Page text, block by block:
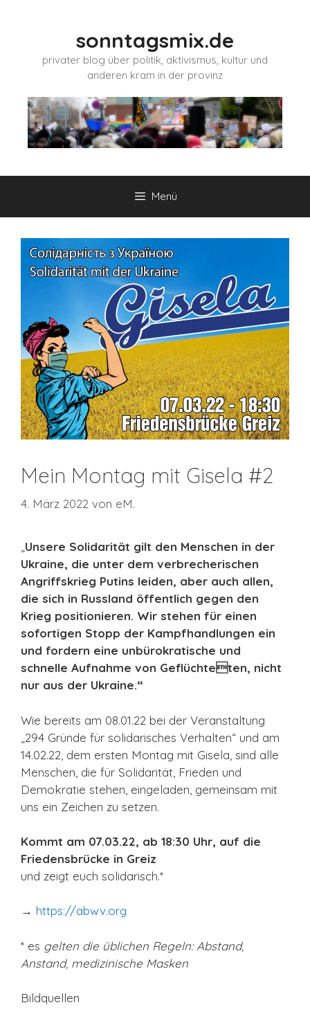
sonntagsmix.de
privater blog über politik, aktivismus, kultur und
anderen kram in der provinz
Menü
Mein Montag mit Gisela #2
4. März 2022 von eM.
Unsere Solidarität gilt den Menschen in der
Ukraine, die unter dem verbrecherischen
Angriffskrieg Putins leiden, aber auch allen,
die sich in Russland öffentlich gegen den
Krieg positionieren. Wir stehen für einen
sofortigen Stopp der Kampfhandlungen ein
und fordern eine unbürokratische und
schnelle Aufnahme von Geflüchteten, nicht
nur aus der Ukraine.“
Wie bereits am 08.01.22 bei der Veranstaltung
„294 Gründe für solidarisches Verhalten“ und am
14.02.22, dem ersten Montag mit Gisela, sind alle
Menschen, die für Solidarität, Frieden und
Demokratie stehen, eingeladen, gemeinsam mit
uns ein Zeichen zu setzen.
Kommt am 07.03.22, ab 18:30 Uhr, auf die
Friedensbrücke in Greiz
und zeigt euch solidarisch.*
→ https://abwv.org
* es gelten die üblichen Regeln: Abstand,
Anstand, medizinische Masken
Bildquellen